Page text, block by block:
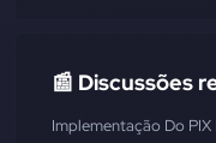
📰 Discussões
Implementação Do